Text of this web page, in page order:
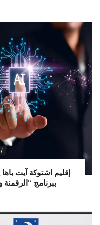
إقليم اشتوكة آيت
ببرنامج